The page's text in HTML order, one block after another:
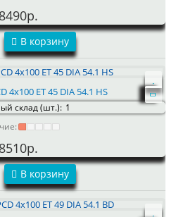
8490р.
В корзину
4x100 ET 45 DIA 54.1 HS
склад (шт.): 1
8510р.
В корзину